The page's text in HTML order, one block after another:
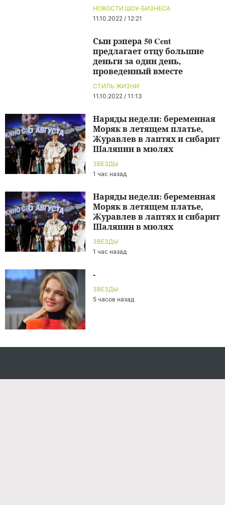
НОВОСТИ ШОУ-БИЗНЕСА
11.10.2022 / 12:21
СТИЛЬ ЖИЗНИ
11.10.2022 / 11:13
Сын рэпера 50 Cent
предлагает отцу большие
деньги за один день,
проведенный вместе
ЗВЕЗДЫ
1 час назад
Наряды недели: беременная
Моряк в летящем платье,
Журавлев в лаптях и сибарит
Шаляпин в мюлях
ЗВЕЗДЫ
1 час назад
Наряды недели: беременная
Моряк в летящем платье,
Журавлев в лаптях и сибарит
Шаляпин в мюлях
ЗВЕЗДЫ
5 часов назад
-